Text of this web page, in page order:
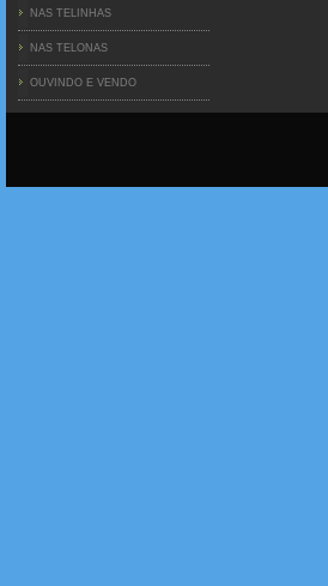
NAS TELINHAS
NAS TELONAS
OUVINDO E VENDO